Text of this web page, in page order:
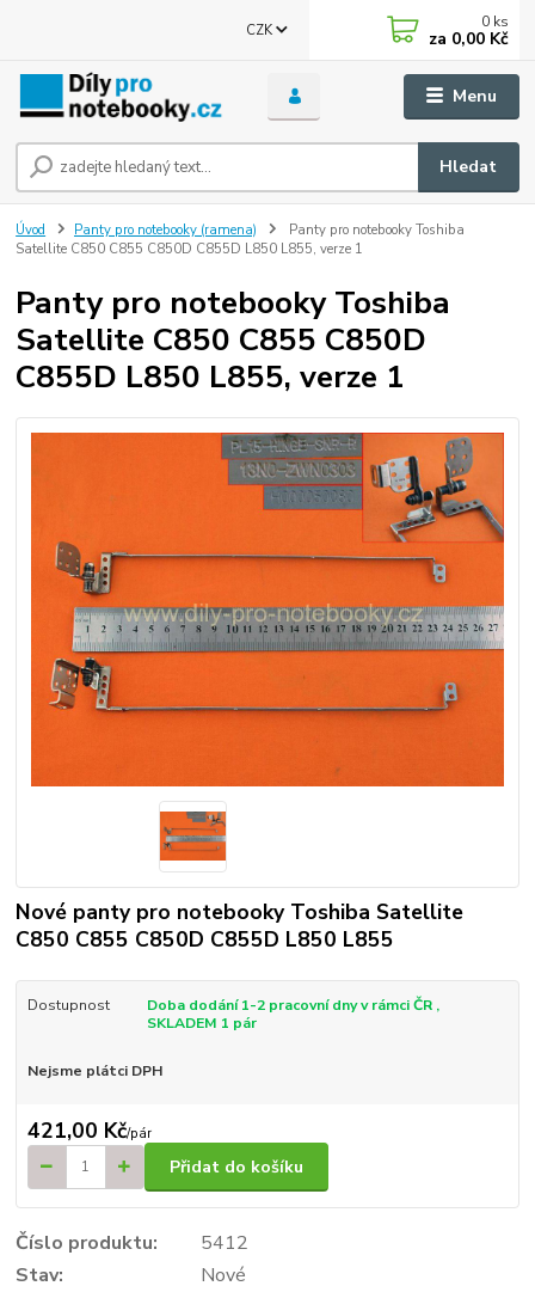
Menu
CZK
Hledat
0 ks
za 0,00 Kč
Úvod Panty pro notebooky (ramena)
Panty pro notebooky Toshiba
Satellite C850 C855 C850D C855D L850 L855, verze 1
Panty pro notebooky Toshiba
Satellite C850 C855 C850D
C855D L850 L855, verze 1
Nové panty pro notebooky Toshiba Satellite
C850 C855 C850D C855D L850 L855
Dostupnost
Doba dodání 1-2 pracovní dny v rámci ČR ,
SKLADEM 1 pár
Nejsme plátci DPH
421,00 Kč/pár
Přidat do košíku
Číslo produktu:
5412
Stav:
Nové